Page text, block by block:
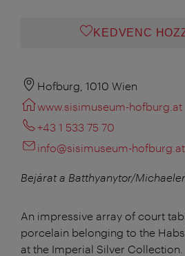
KEDVENC
Hofburg, 1010 Wien
www.sisimuseum-hofburg.at
+43 1 533 75 70
info@sisimuseum-hofburg.at
Bejárat a Batthyanytor/
An impressive array of court
porcelain belonging to the
at the Imperial Silver Collection.